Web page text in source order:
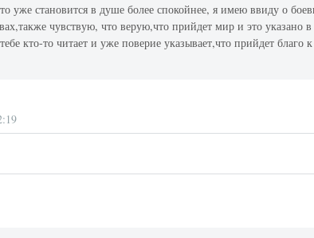
уже становится в душе более спокойнее, я имею ввиду о
чувствую, что верую,что прийдет мир и это указано в
кто-то читает и уже поверие указывает,что прийдет благо